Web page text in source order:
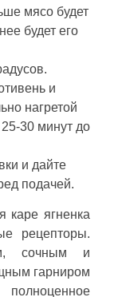
мясо будет
будет его
и
нагретой
30 минут до
и дайте
подачей.
каре ягненка
рецепторы.
сочным и
гарниром